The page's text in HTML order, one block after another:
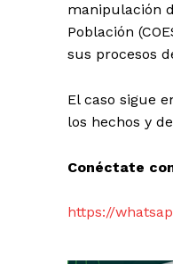
manipulación
Población
sus procesos
El caso sigue
los hechos y
Conéctate
https://